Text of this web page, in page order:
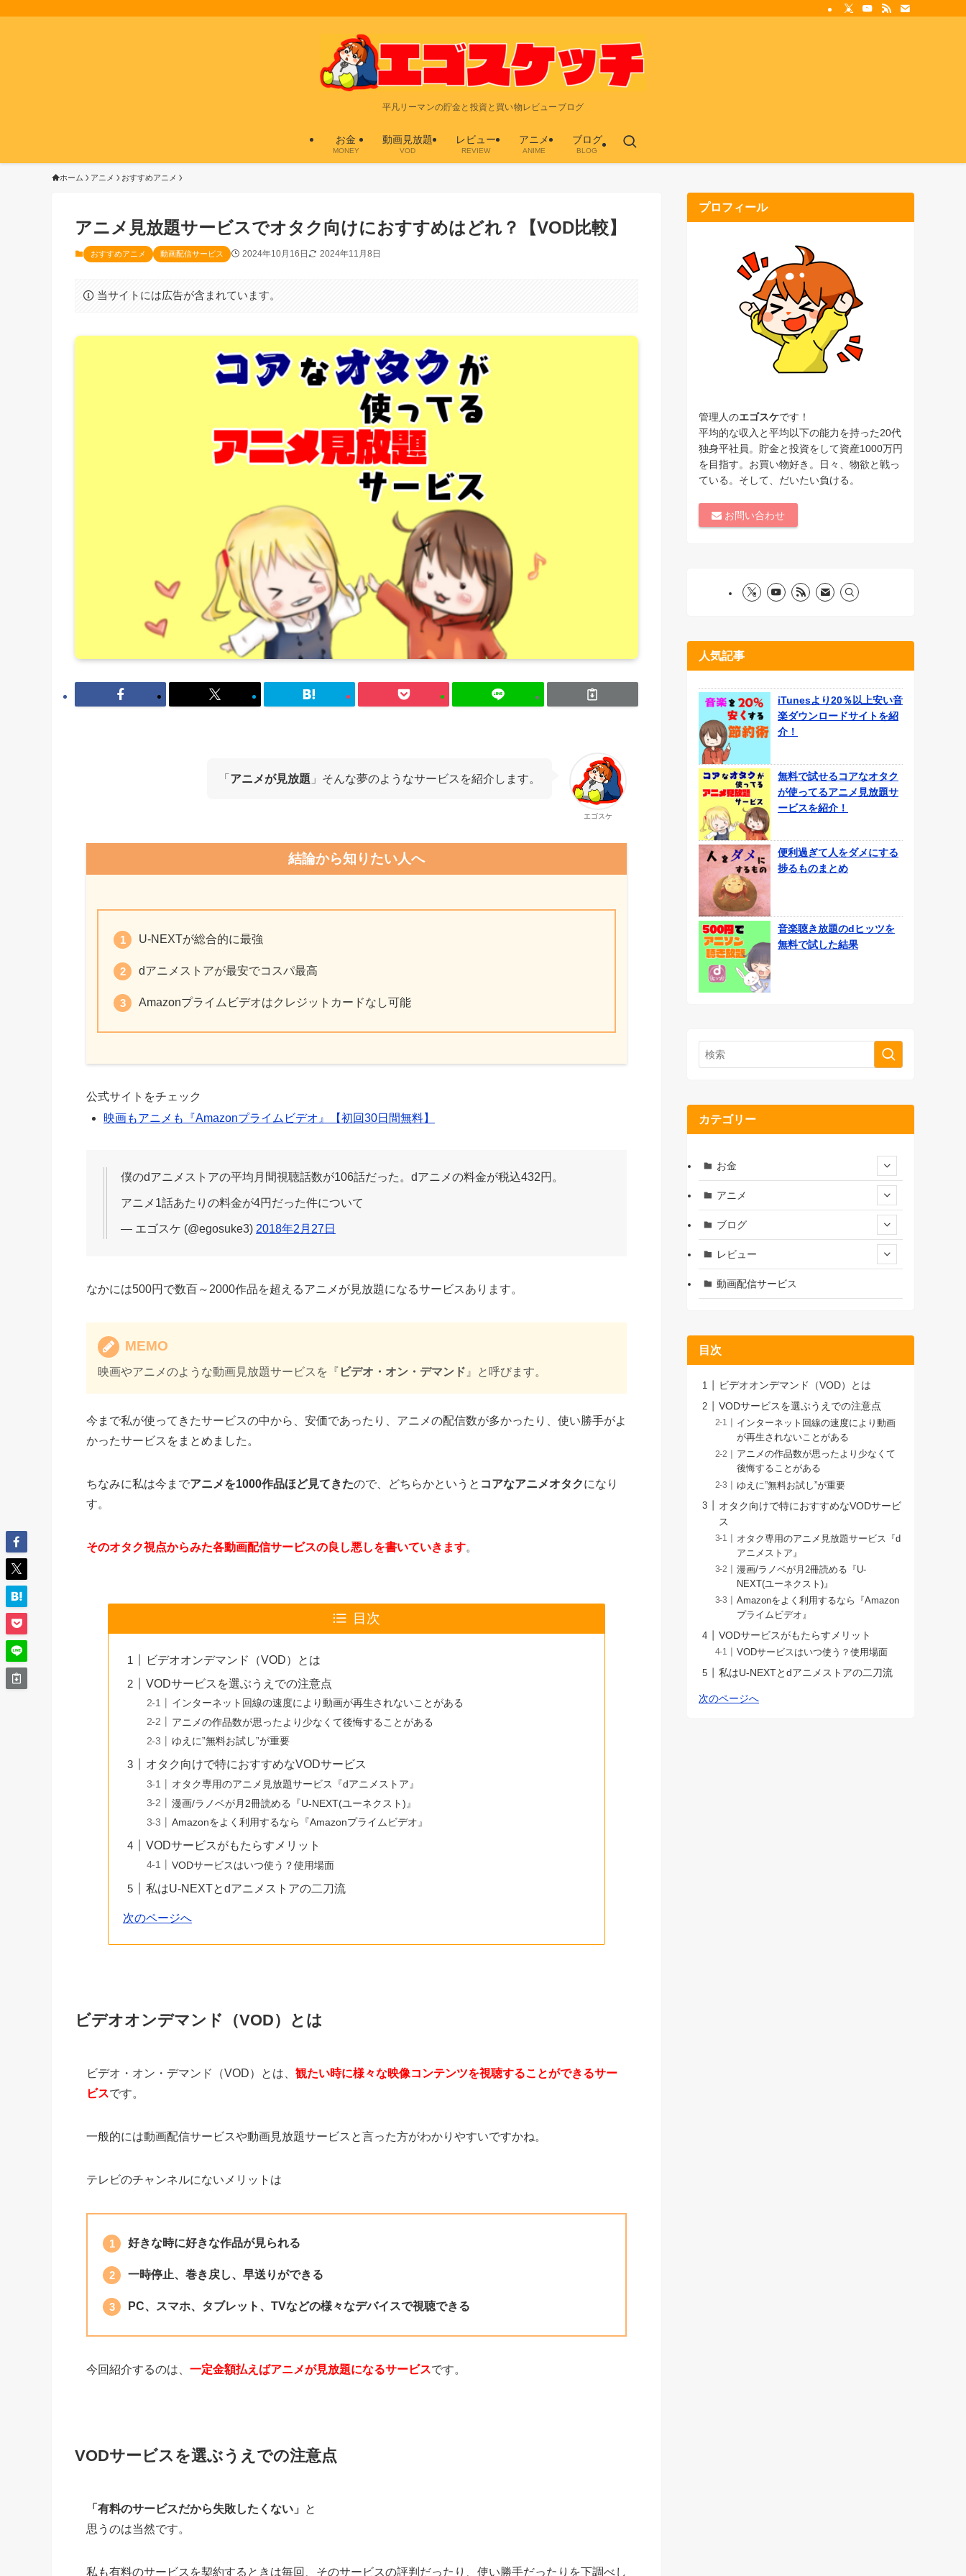
平凡リーマンの貯金と投資と買い物レビューブログ
お金
MONEY
動画見放題
VOD
レビュー
REVIEW
アニメ
ANIME
ブログ
BLOG
ホーム アニメ おすすめアニメ
アニメ見放題サービスでオタク向けにおすすめはどれ？【VOD比較】
おすすめアニメ 動画配信サービス 2024年10月16日 2024年11月8日
当サイトには広告が含まれています。
エゴスケ
「 アニメが見放題 」そんな夢のようなサービスを紹介します。
結論から知りたい人へ
U-NEXTが総合的に最強
dアニメストアが最安でコスパ最高
Amazonプライムビデオはクレジットカードなし可能
公式サイトをチェック
映画もアニメも『Amazonプライムビデオ』【初回30日間無料】
僕のdアニメストアの平均月間視聴話数が106話だった。dアニメの料金が税込432円。
アニメ1話あたりの料金が4円だった件について
— エゴスケ (@egosuke3) 2018年2月27日
なかには500円で数百～2000作品を超えるアニメが見放題になるサービスあります。
MEMO
映画やアニメのような動画見放題サービスを『 ビデオ・オン・デマンド 』と呼びます。
今まで私が使ってきたサービスの中から、安価であったり、アニメの配信数が多かったり、使い勝手がよ
かったサービスをまとめました。
ちなみに私は今までアニメを1000作品ほど見てきたので、どちらかというと コアなアニメオタクになり
す。
そのオタク視点からみた各動画配信サービスの良し悪しを書いていきます。
目次
ビデオオンデマンド（VOD）とは
VODサービスを選ぶうえでの注意点
インターネット回線の速度により動画が再生されないことがある
アニメの作品数が思ったより少なくて後悔することがある
ゆえに”無料お試し”が重要
オタク向けで特におすすめなVODサービス
オタク専用のアニメ見放題サービス『dアニメストア』
漫画/ラノベが月2冊読める『U-NEXT(ユーネクスト)』
Amazonをよく利用するなら『Amazonプライムビデオ』
VODサービスがもたらすメリット
VODサービスはいつ使う？使用場面
私はU-NEXTとdアニメストアの二刀流
次のページへ
ビデオオンデマンド（VOD）とは
ビデオ・オン・デマンド（VOD）とは、 観たい時に様々な映像コンテンツを視聴することができるサー
ビスです。
一般的には動画配信サービスや動画見放題サービスと言った方がわかりやすいですかね。
テレビのチャンネルにないメリットは
好きな時に好きな作品が見られる
一時停止、巻き戻し、早送りができる
PC、スマホ、タブレット、TVなどの様々なデバイスで視聴できる
今回紹介するのは、 一定金額払えばアニメが見放題になるサービスです。
VODサービスを選ぶうえでの注意点
「有料のサービスだから失敗したくない」
と
思うのは当然です。
私も有料のサービスを契約するときは毎回、そのサービスの評判だったり、使い勝手だったりを下調べし
プロフィール
管理人のエゴスケです！
平均的な収入と平均以下の能力を持った20代
独身平社員。貯金と投資をして資産1000万円
を目指す。お買い物好き。日々、物欲と戦っ
ている。そして、だいたい負ける。
お問い合わせ
人気記事
iTunesより20％以上安い音
楽ダウンロードサイトを紹
介！
無料で試せるコアなオタク
が使ってるアニメ見放題サ
ービスを紹介！
便利過ぎて人をダメにする
捗るものまとめ
音楽聴き放題のdヒッツを
無料で試した結果
カテゴリー
お金
アニメ
ブログ
レビュー
動画配信サービス
目次
ビデオオンデマンド（VOD）とは
VODサービスを選ぶうえでの注意点
インターネット回線の速度により動画
が再生されないことがある
アニメの作品数が思ったより少なくて
後悔することがある
ゆえに”無料お試し”が重要
オタク向けで特におすすめなVODサービ
ス
オタク専用のアニメ見放題サービス『d
アニメストア』
漫画/ラノベが月2冊読める『U-
NEXT(ユーネクスト)』
Amazonをよく利用するなら『Amazon
プライムビデオ』
VODサービスがもたらすメリット
VODサービスはいつ使う？使用場面
私はU-NEXTとdアニメストアの二刀流
次のページへ